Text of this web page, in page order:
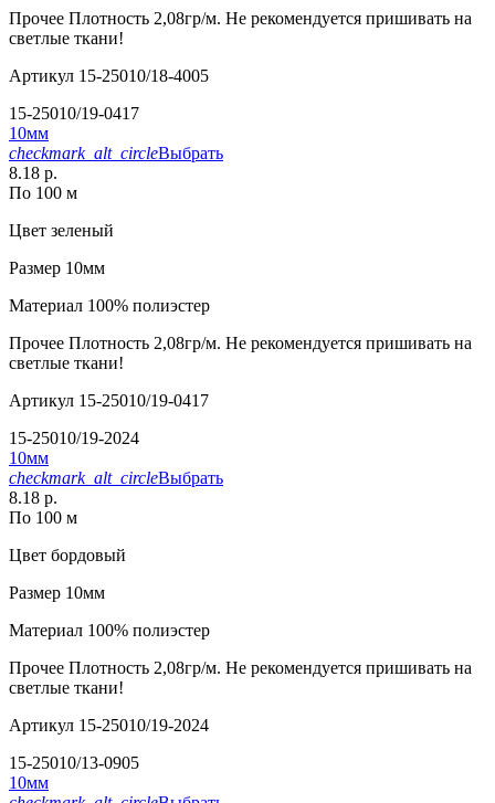
Прочее Плотность 2,08гр/м. Не рекомендуется пришивать на
светлые ткани!
Артикул 15-25010/18-4005
15-25010/19-0417
10мм
checkmark_alt_circleВыбрать
8.18 р.
По 100 м
Цвет зеленый
Размер 10мм
Материал 100% полиэстер
Прочее Плотность 2,08гр/м. Не рекомендуется пришивать на
светлые ткани!
Артикул 15-25010/19-0417
15-25010/19-2024
10мм
checkmark_alt_circleВыбрать
8.18 р.
По 100 м
Цвет бордовый
Размер 10мм
Материал 100% полиэстер
Прочее Плотность 2,08гр/м. Не рекомендуется пришивать на
светлые ткани!
Артикул 15-25010/19-2024
15-25010/13-0905
10мм